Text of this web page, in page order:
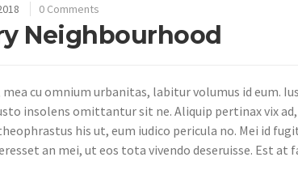
0 Comments
Neighbourhood
cu omnium urbanitas, labitur volumus id eum.
insolens omittantur sit ne. Aliquip pertinax vix
his ut, eum iudico pericula no. Mei id
an mei, ut eos tota vivendo deseruisse. Est